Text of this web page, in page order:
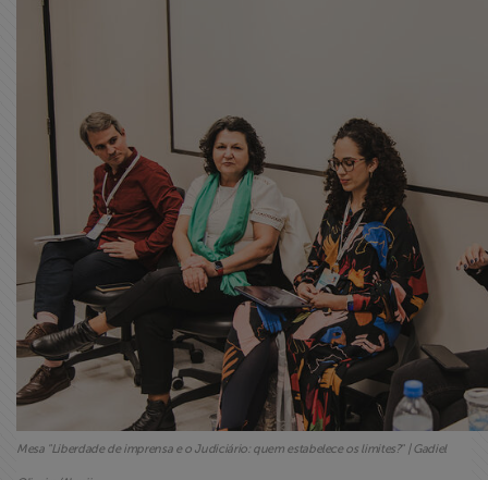
Mesa "Liberdade de imprensa e o Judiciário: quem estabelece os limites?" | Gadiel